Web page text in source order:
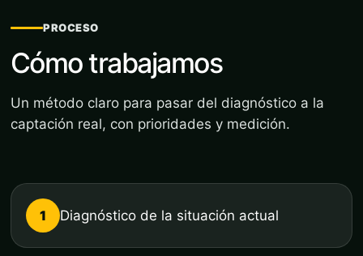
PROCESO
Cómo trabajamos
Un método claro para pasar del diagnóstico a la
captación real, con prioridades y medición.
1 Diagnóstico de la situación actual